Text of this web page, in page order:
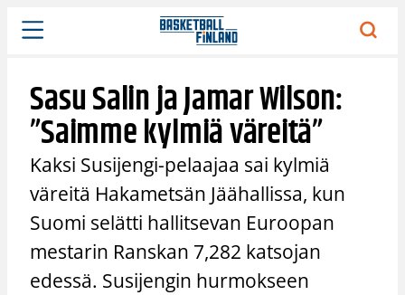
Siirry
sisältöön
Sasu Salin ja Jamar Wilson:
”Saimme kylmiä väreitä”
Kaksi Susijengi-pelaajaa sai kylmiä
väreitä Hakametsän Jäähallissa, kun
Suomi selätti hallitsevan Euroopan
mestarin Ranskan 7,282 katsojan
edessä. Susijengin hurmokseen